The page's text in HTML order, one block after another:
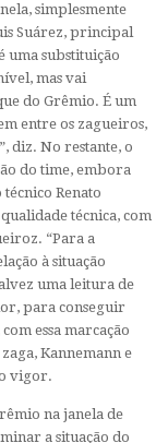
simplesmente
Suárez, principal
uma substituição
mas vai
do Grêmio. É um
entre os zagueiros,
diz. No restante, o
do time, embora
Renato
técnica, com
“Para a
à situação
uma leitura de
para conseguir
essa marcação
Kannemann e
vigor.
na janela de
a situação do